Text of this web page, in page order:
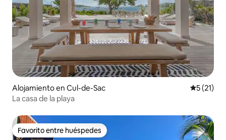
Alojamiento en Cul-de-Sac
5 (21)
La casa de la playa
Favorito entre huéspedes
Favorito entre huéspedes